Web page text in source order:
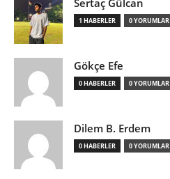
1 HABERLER 0 YORUMLAR
Gökçe Efe
0 HABERLER 0 YORUMLAR
Dilem B. Erdem
0 HABERLER 0 YORUMLAR